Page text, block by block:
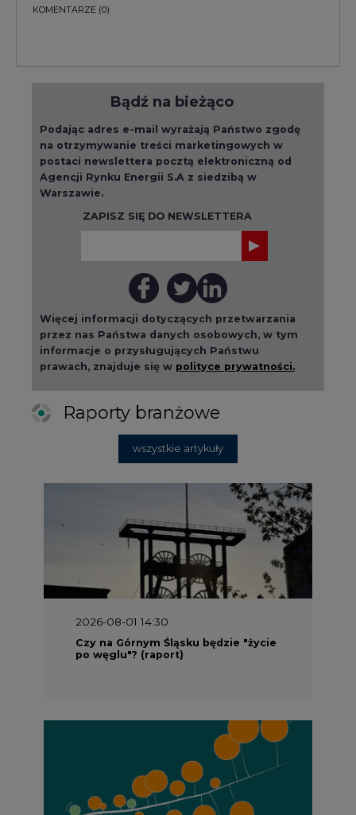
KOMENTARZE (0)
Bądź na bieżąco
Podając adres e-mail wyrażają Państwo zgodę
na otrzymywanie treści marketingowych w
postaci newslettera pocztą elektroniczną od
Agencji Rynku Energii S.A z siedzibą w
Warszawie.
ZAPISZ SIĘ DO NEWSLETTERA
Więcej informacji dotyczących przetwarzania
przez nas Państwa danych osobowych, w tym
informacje o przysługujących Państwu
prawach, znajduje się w polityce prywatności.
Raporty branżowe
wszystkie artykuły
2026-08-01 14:30
Czy na Górnym Śląsku będzie "życie
po węglu"? (raport)